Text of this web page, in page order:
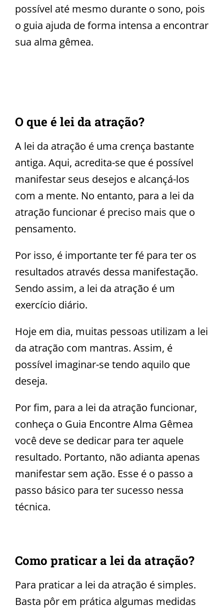
possível até mesmo durante o sono, pois
o guia ajuda de forma intensa a encontrar
sua alma gêmea.
O que é lei da atração?
A lei da atração é uma crença bastante
antiga. Aqui, acredita-se que é possível
manifestar seus desejos e alcançá-los
com a mente. No entanto, para a lei da
atração funcionar é preciso mais que o
pensamento.
Por isso, é importante ter fé para ter os
resultados através dessa manifestação.
Sendo assim, a lei da atração é um
exercício diário.
Hoje em dia, muitas pessoas utilizam a lei
da atração com mantras. Assim, é
possível imaginar-se tendo aquilo que
deseja.
Por fim, para a lei da atração funcionar,
conheça o Guia Encontre Alma Gêmea
você deve se dedicar para ter aquele
resultado. Portanto, não adianta apenas
manifestar sem ação. Esse é o passo a
passo básico para ter sucesso nessa
técnica.
Como praticar a lei da atração?
Para praticar a lei da atração é simples.
Basta pôr em prática algumas medidas